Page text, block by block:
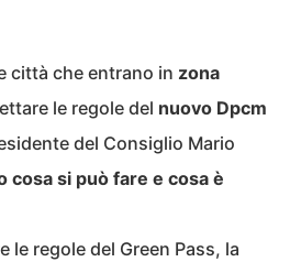
città che entrano in zona
le regole del nuovo Dpcm
del Consiglio Mario
cosa si può fare e cosa è
le regole del Green Pass, la